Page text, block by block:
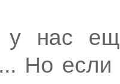
у нас
Но